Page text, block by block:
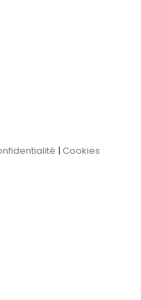
|Cookies